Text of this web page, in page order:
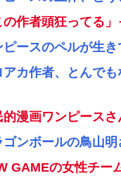
作者頭狂ってる
ピースのペルが生
アカ作者、とんで
的漫画ワンピース
ゴンボールの鳥山
GAMEの女性チ